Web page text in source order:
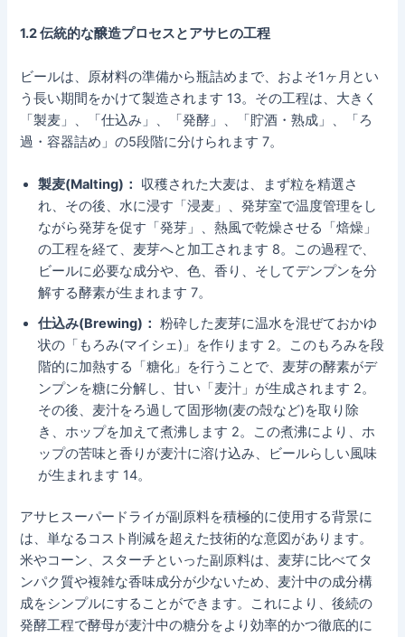
1.2 伝統的な醸造プロセスとアサヒの工程
ビールは、原材料の準備から瓶詰めまで、およそ1ヶ月とい
う長い期間をかけて製造されます 13。その工程は、大きく
「製麦」、「仕込み」、「発酵」、「貯酒・熟成」、「ろ
過・容器詰め」の5段階に分けられます 7。
製麦(Malting)：
収穫された大麦は、まず粒を精選さ
れ、その後、水に浸す「浸麦」、発芽室で温度管理をし
ながら発芽を促す「発芽」、熱風で乾燥させる「焙燥」
の工程を経て、麦芽へと加工されます 8。この過程で、
ビールに必要な成分や、色、香り、そしてデンプンを分
解する酵素が生まれます 7。
仕込み(Brewing)： 粉砕した麦芽に温水を混ぜておかゆ
状の「もろみ(マイシェ)」を作ります 2。このもろみを段
階的に加熱する「糖化」を行うことで、麦芽の酵素がデ
ンプンを糖に分解し、甘い「麦汁」が生成されます 2。
その後、麦汁をろ過して固形物(麦の殻など)を取り除
き、ホップを加えて煮沸します 2。この煮沸により、ホ
ップの苦味と香りが麦汁に溶け込み、ビールらしい風味
が生まれます 14。
アサヒスーパードライが副原料を積極的に使用する背景に
は、単なるコスト削減を超えた技術的な意図があります。
米やコーン、スターチといった副原料は、麦芽に比べてタ
ンパク質や複雑な香味成分が少ないため、麦汁中の成分構
成をシンプルにすることができます。これにより、後続の
発酵工程で酵母が麦汁中の糖分をより効率的かつ徹底的に